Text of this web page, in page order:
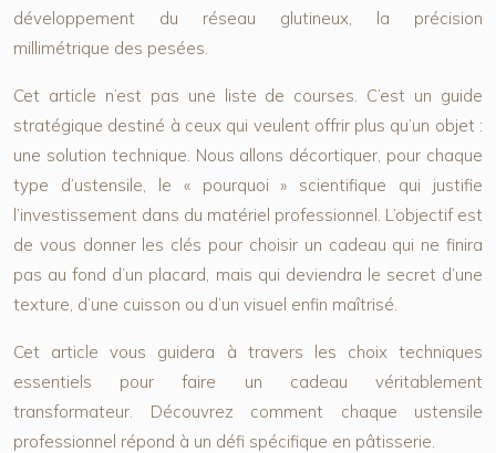
développement du réseau glutineux, la précision
millimétrique des pesées.
Cet article n’est pas une liste de courses. C’est un guide
stratégique destiné à ceux qui veulent offrir plus qu’un objet :
une solution technique. Nous allons décortiquer, pour chaque
type d’ustensile, le « pourquoi » scientifique qui justifie
l’investissement dans du matériel professionnel. L’objectif est
de vous donner les clés pour choisir un cadeau qui ne finira
pas au fond d’un placard, mais qui deviendra le secret d’une
texture, d’une cuisson ou d’un visuel enfin maîtrisé.
Cet article vous guidera à travers les choix techniques
essentiels pour faire un cadeau véritablement
transformateur. Découvrez comment chaque ustensile
professionnel répond à un défi spécifique en pâtisserie.